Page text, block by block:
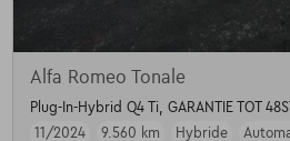
Alfa Romeo Tonale
Plug-In-Hybrid Q4 Ti, GARANTIE TOT
11/2024
9.560 km Hybride